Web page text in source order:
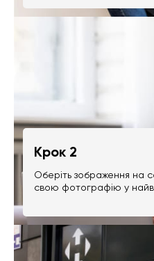
Крок 2
Оберіть зображення на
свою фотографію у